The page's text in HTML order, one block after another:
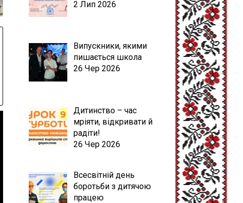
2 Лип 2026
Випускники, якими
пишається школа
26 Чер 2026
Дитинство – час
мріяти, відкривати й
радіти!
26 Чер 2026
Всесвітній день
боротьби з дитячою
працею